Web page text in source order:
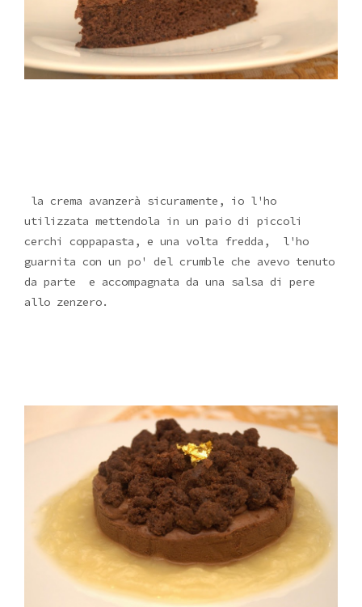
la crema avanzerà sicuramente, io l'ho
utilizzata mettendola in un paio di piccoli
cerchi coppapasta, e una volta fredda, l'ho
guarnita con un po' del crumble che avevo tenuto
da parte e accompagnata da una salsa di pere
allo zenzero.